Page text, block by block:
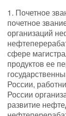
1. Почетное
почетное
организаций
сфере
продуктов ее
России,
России
развитие